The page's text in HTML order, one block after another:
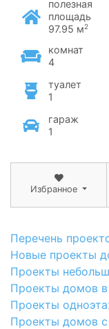
полезная
площадь
97.95 м2
комнат
4
туалет
1
гараж
1
Избранное
Перечень
Новые проекты
Проекты
Проекты домов
Проекты
Проекты домов